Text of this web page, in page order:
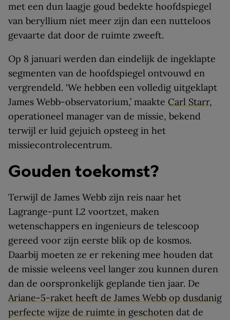
met een dun laagje goud bedekte hoofdspiegel
van beryllium niet meer zijn dan een nutteloos
gevaarte dat door de ruimte zweeft.
Op 8 januari werden dan eindelijk de ingeklapte
segmenten van de hoofdspiegel ontvouwd en
vergrendeld. ‘We hebben een volledig uitgeklapt
James Webb-observatorium,’ maakte Carl Starr,
operationeel manager van de missie, bekend
terwijl er luid gejuich opsteeg in het
missiecontrolecentrum.
Gouden toekomst?
Terwijl de James Webb zijn reis naar het
Lagrange-punt L2 voortzet, maken
wetenschappers en ingenieurs de telescoop
gereed voor zijn eerste blik op de kosmos.
Daarbij moeten ze er rekening mee houden dat
de missie weleens veel langer zou kunnen duren
dan de oorspronkelijk geplande tien jaar. De
Ariane-5-raket heeft de James Webb op dusdanig
perfecte wijze de ruimte in geschoten dat de